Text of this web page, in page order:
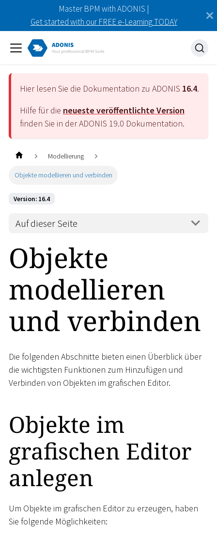
Master BPM with ADONIS |
Get started with our FREE e-Learning TODAY
Hier lesen Sie die Dokumentation zu ADONIS 16.4.
Hilfe für die neueste veröffentlichte Version
finden Sie in der ADONIS 19.0 Dokumentation.
Modellierung
Objekte modellieren und verbinden
Version: 16.4
Auf dieser Seite
Objekte
modellieren
und verbinden
Die folgenden Abschnitte bieten einen Überblick über
die wichtigsten Funktionen zum Hinzufügen und
Verbinden von Objekten im grafischen Editor.
Objekte im
grafischen Editor
anlegen
Um Objekte im grafischen Editor zu erzeugen, haben
Sie folgende Möglichkeiten: